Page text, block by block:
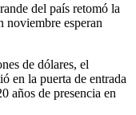
del país retomó la
noviembre esperan
de dólares, el
en la puerta de entrada
años de presencia en